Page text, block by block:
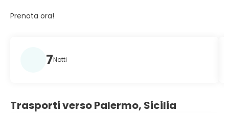
Prenota ora!
7Notti
Trasporti verso Palermo, Sicilia